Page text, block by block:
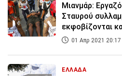
Μιανμάρ:
Σταυρού
εκφοβίζονται
01 Απρ 2021 20:17
ΕΛΛΑΔΑ